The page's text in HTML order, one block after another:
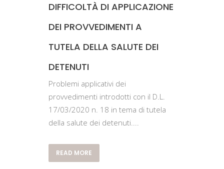
DIFFICOLTÀ DI APPLICAZIONE
DEI PROVVEDIMENTI A
TUTELA DELLA SALUTE DEI
DETENUTI
Problemi applicativi dei
provvedimenti introdotti con il D.L.
17/03/2020 n. 18 in tema di tutela
della salute dei detenuti....
READ MORE